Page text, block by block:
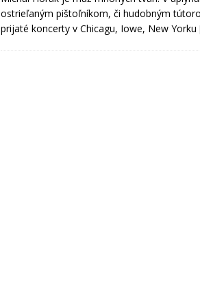
ostrieľaným pištoľníkom, či hudobným
prijaté koncerty v Chicagu, Iowe, New Yorku